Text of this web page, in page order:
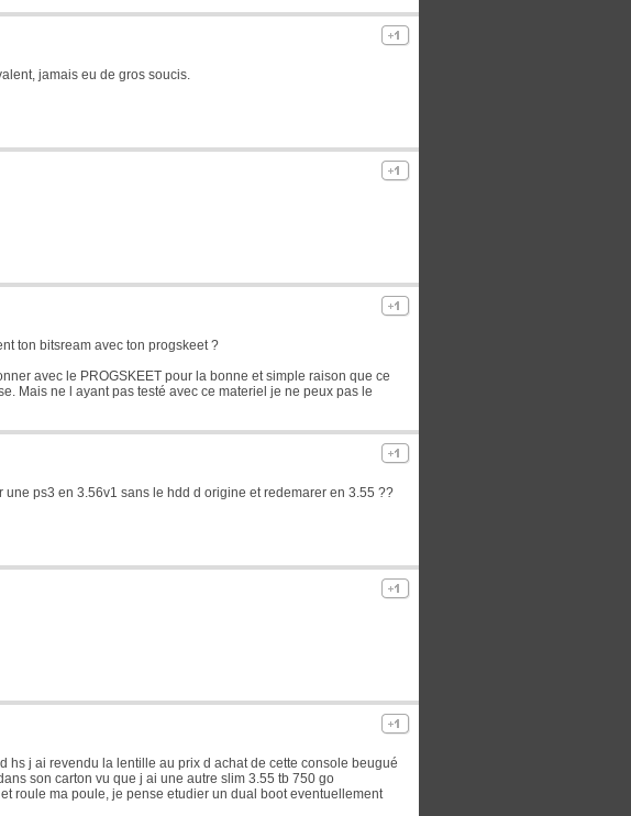
jamais eu de gros soucis.
ton bitsream avec ton progskeet ?
avec le PROGSKEET pour la bonne et simple raison que ce
Mais ne l ayant pas testé avec ce materiel je ne peux pas le
ps3 en 3.56v1 sans le hdd d origine et redemarer en 3.55 ??
hs j ai revendu la lentille au prix d achat de cette console beugué
son carton vu que j ai une autre slim 3.55 tb 750 go
roule ma poule, je pense etudier un dual boot eventuellement